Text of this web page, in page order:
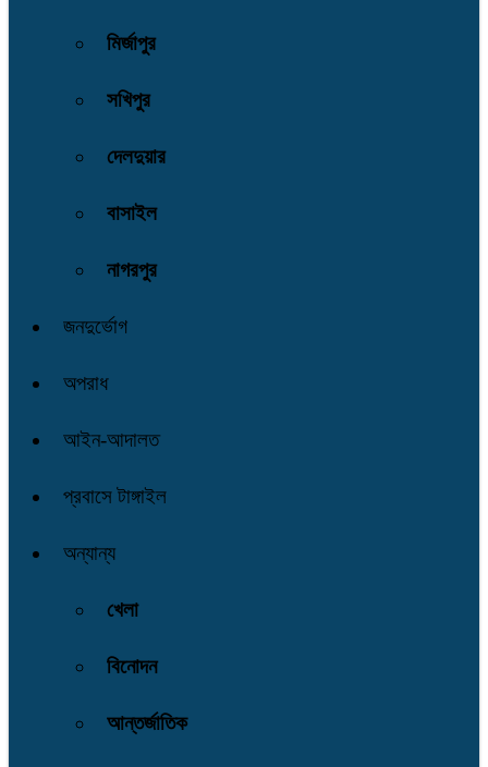
মির্জাপুর
সখিপুর
দেলদুয়ার
বাসাইল
নাগরপুর
জনদুর্ভোগ
অপরাধ
আইন-আদালত
প্রবাসে টাঙ্গাইল
অন্যান্য
খেলা
বিনোদন
আন্তর্জাতিক